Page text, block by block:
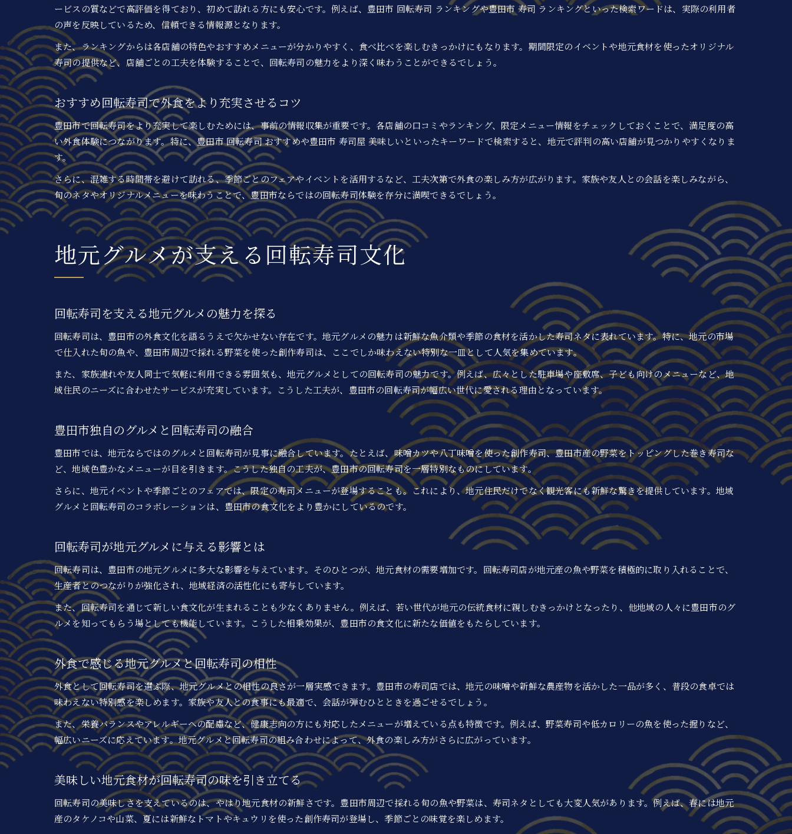
豊田市の回転寿司で賢く栄養管理を実践
外食でもできる回転寿司の栄養バランス術
ービスの質などで高評価を得ており、初めて訪れる方にも安心です。例えば、豊田市 回転寿司 ランキングや豊田市 寿司 ランキングといった検索ワードは、実際の利用者
の声を反映しているため、信頼できる情報源となります。
また、ランキングからは各店舗の特色やおすすめメニューが分かりやすく、食べ比べを楽しむきっかけにもなります。期間限定のイベントや地元食材を使ったオリジナル
寿司の提供など、店舗ごとの工夫を体験することで、回転寿司の魅力をより深く味わうことができるでしょう。
おすすめ回転寿司で外食をより充実させるコツ
豊田市で回転寿司をより充実して楽しむためには、事前の情報収集が重要です。各店舗の口コミやランキング、限定メニュー情報をチェックしておくことで、満足度の高
い外食体験につながります。特に、豊田市 回転寿司 おすすめや豊田市 寿司屋 美味しいといったキーワードで検索すると、地元で評判の高い店舗が見つかりやすくなりま
す。
さらに、混雑する時間帯を避けて訪れる、季節ごとのフェアやイベントを活用するなど、工夫次第で外食の楽しみ方が広がります。家族や友人との会話を楽しみながら、
旬のネタやオリジナルメニューを味わうことで、豊田市ならではの回転寿司体験を存分に満喫できるでしょう。
地元グルメが支える回転寿司文化
回転寿司を支える地元グルメの魅力を探る
回転寿司は、豊田市の外食文化を語るうえで欠かせない存在です。地元グルメの魅力は新鮮な魚介類や季節の食材を活かした寿司ネタに表れています。特に、地元の市場
で仕入れた旬の魚や、豊田市周辺で採れる野菜を使った創作寿司は、ここでしか味わえない特別な一皿として人気を集めています。
また、家族連れや友人同士で気軽に利用できる雰囲気も、地元グルメとしての回転寿司の魅力です。例えば、広々とした駐車場や座敷席、子ども向けのメニューなど、地
域住民のニーズに合わせたサービスが充実しています。こうした工夫が、豊田市の回転寿司が幅広い世代に愛される理由となっています。
豊田市独自のグルメと回転寿司の融合
豊田市では、地元ならではのグルメと回転寿司が見事に融合しています。たとえば、味噌カツや八丁味噌を使った創作寿司、豊田市産の野菜をトッピングした巻き寿司な
ど、地域色豊かなメニューが目を引きます。こうした独自の工夫が、豊田市の回転寿司を一層特別なものにしています。
さらに、地元イベントや季節ごとのフェアでは、限定の寿司メニューが登場することも。これにより、地元住民だけでなく観光客にも新鮮な驚きを提供しています。地域
グルメと回転寿司のコラボレーションは、豊田市の食文化をより豊かにしているのです。
回転寿司が地元グルメに与える影響とは
回転寿司は、豊田市の地元グルメに多大な影響を与えています。そのひとつが、地元食材の需要増加です。回転寿司店が地元産の魚や野菜を積極的に取り入れることで、
生産者とのつながりが強化され、地域経済の活性化にも寄与しています。
また、回転寿司を通じて新しい食文化が生まれることも少なくありません。例えば、若い世代が地元の伝統食材に親しむきっかけとなったり、他地域の人々に豊田市のグ
ルメを知ってもらう場としても機能しています。こうした相乗効果が、豊田市の食文化に新たな価値をもたらしています。
外食で感じる地元グルメと回転寿司の相性
外食として回転寿司を選ぶ際、地元グルメとの相性の良さが一層実感できます。豊田市の寿司店では、地元の味噌や新鮮な農産物を活かした一品が多く、普段の食卓では
味わえない特別感を楽しめます。家族や友人との食事にも最適で、会話が弾むひとときを過ごせるでしょう。
また、栄養バランスやアレルギーへの配慮など、健康志向の方にも対応したメニューが増えている点も特徴です。例えば、野菜寿司や低カロリーの魚を使った握りなど、
幅広いニーズに応えています。地元グルメと回転寿司の組み合わせによって、外食の楽しみ方がさらに広がっています。
美味しい地元食材が回転寿司の味を引き立てる
回転寿司の美味しさを支えているのは、やはり地元食材の新鮮さです。豊田市周辺で採れる旬の魚や野菜は、寿司ネタとしても大変人気があります。例えば、春には地元
産のタケノコや山菜、夏には新鮮なトマトやキュウリを使った創作寿司が登場し、季節ごとの味覚を楽しめます。
お問い合わせはこちら
お問い合わせはこちら